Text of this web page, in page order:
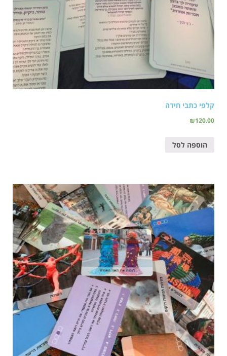
קלפי כתבי חידה
₪120.00
הוספה לסל